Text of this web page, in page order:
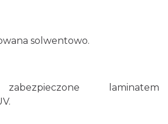
solwentowo.
laminatem